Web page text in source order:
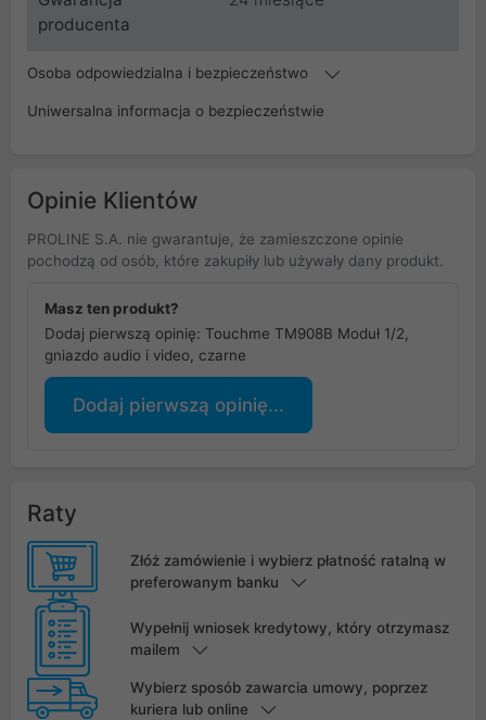
producenta
Osoba odpowiedzialna i bezpieczeństwo
Uniwersalna informacja o bezpieczeństwie
Opinie Klientów
PROLINE S.A. nie gwarantuje, że zamieszczone opinie
pochodzą od osób, które zakupiły lub używały dany produkt.
Masz ten produkt?
Dodaj pierwszą opinię: Touchme TM908B Moduł 1/2,
gniazdo audio i video, czarne
Dodaj pierwszą opinię...
Raty
Złóż zamówienie i wybierz płatność ratalną w
preferowanym banku
Wypełnij wniosek kredytowy, który otrzymasz
mailem
Wybierz sposób zawarcia umowy, poprzez
kuriera lub online